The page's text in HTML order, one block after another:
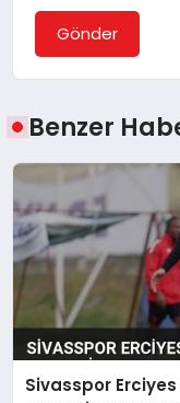
Gönder
Benzer
Sivasspor